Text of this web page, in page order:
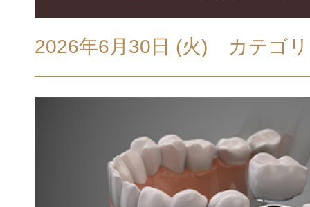
2026年6月30日 (火) カテゴ